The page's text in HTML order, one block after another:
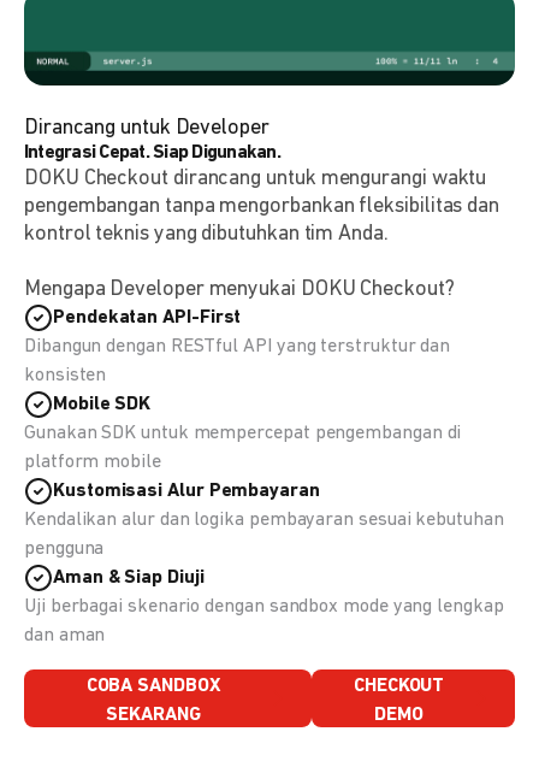
Dirancang untuk Developer
Integrasi Cepat. Siap Digunakan.
DOKU Checkout dirancang untuk mengurangi waktu
pengembangan tanpa mengorbankan fleksibilitas dan
kontrol teknis yang dibutuhkan tim Anda.
Mengapa Developer menyukai DOKU Checkout?
Pendekatan API-First
Dibangun dengan RESTful API yang terstruktur dan
konsisten
Mobile SDK
Gunakan SDK untuk mempercepat pengembangan di
platform mobile
Kustomisasi Alur Pembayaran
Kendalikan alur dan logika pembayaran sesuai kebutuhan
pengguna
Aman & Siap Diuji
Uji berbagai skenario dengan sandbox mode yang lengkap
dan aman
COBA SANDBOX
SEKARANG
CHECKOUT
DEMO